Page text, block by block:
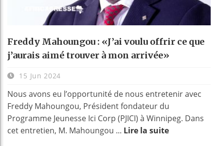
Freddy Mahoungou : «J’ai voulu offrir ce que
j’aurais aimé trouver à mon arrivée»
15 Jun 2024
Nous avons eu l’opportunité de nous entretenir avec
Freddy Mahoungou, Président fondateur du
Programme Jeunesse Ici Corp (PJICI) à Winnipeg. Dans
cet entretien, M. Mahoungou ... Lire la suite